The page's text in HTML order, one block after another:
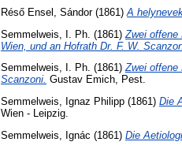
Réső Ensel, Sándor(1861) A
Semmelweis, I. Ph. (1861) Zwei offene
Wien, und an Hofrath Dr. F. W.
Semmelweis, I. Ph. (1861)Zwei offene
Scanzoni. Gustav Emich, Pest.
Semmelweis, Ignaz Philipp (1861) Die
Wien - Leipzig.
Semmelweis, Ignác (1861) Die